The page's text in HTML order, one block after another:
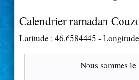
Calendrier ramadan
Latitude : 46.6584445 -
Nous sommes le